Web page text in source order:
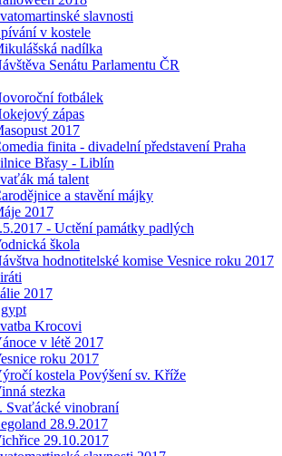
slavnosti
v kostele
nadílka
Senátu Parlamentu ČR
fotbálek
zápas
2017
finita - divadelní představení Praha
Břasy - Liblín
má talent
a stavění májky
2017
- Uctění památky padlých
škola
hodnotitelské komise Vesnice roku 2017
2017
Krocovi
v létě 2017
roku 2017
kostela Povýšení sv. Kříže
stezka
Svaťácké vinobraní
28.9.2017
29.10.2017